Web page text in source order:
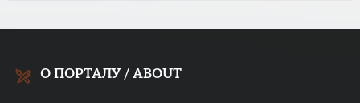
О ПОРТАЛУ / ABOUT